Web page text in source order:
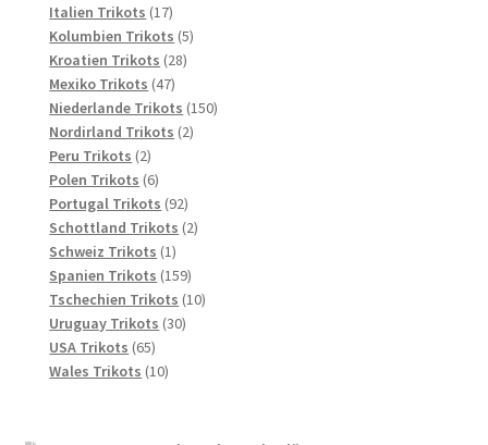
Italien Trikots 1717
Produkte
Kolumbien Trikots 55
Kroatien Trikots 2828
Mexiko Trikots 4747
Produkte
Niederlande Trikots 150150
Nordirland Trikots 22
Peru Trikots 22
Produkte
Polen Trikots 66
Produkte
Portugal Trikots 9292
Produkte
Schottland Trikots 22
Schweiz Trikots 11
Produkt
Spanien Trikots 159159
Produkte
Tschechien Trikots 1010
Uruguay Trikots 3030
USA Trikots 6565
Produkte
Wales Trikots 1010